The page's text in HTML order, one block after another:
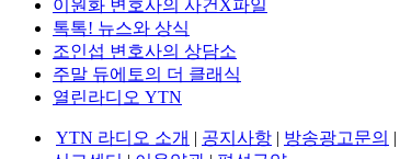
이원화 변호사의 사건X파일
톡톡! 뉴스와 상식
조인섭 변호사의 상담소
주말 듀에토의 더 클래식
열린라디오 YTN
YTN 라디오 소개 | 공지사항 | 방송광고문의 |